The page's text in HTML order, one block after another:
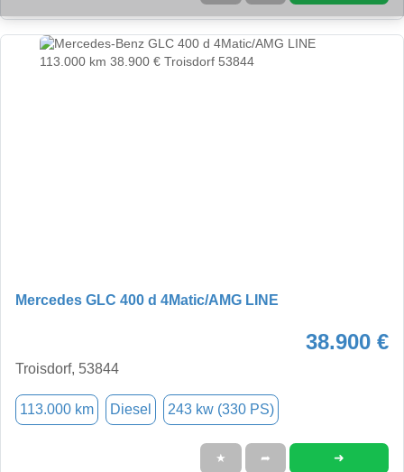
Mercedes GLC 400 d 4Matic/AMG LINE
38.900 €
Troisdorf, 53844
113.000 km Diesel 243 kw (330 PS)
★ ➦ ➜